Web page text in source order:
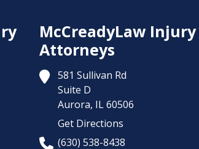
McCreadyLaw Injury
Attorneys
581 Sullivan Rd
Suite D
Aurora, IL60506
Get Directions
(630) 538-8438